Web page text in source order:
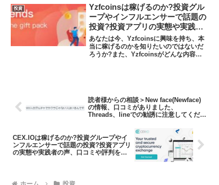
資詐欺ですか？※解説振込み先か個人の
名義（失笑）著名...
投資
Yzfcoinsは稼げるのか?投資グル
ープやインフルエンサーで話題の
投資?投資アプリの実態や実践者
の声、口コミや評判を調査しまし
た
あなたは今、Yzfcoinsに興味を持ち、本
当に稼げるのかを知りたいのではないだ
ろうか?また、Yzfcoinsがどんな内容な
読者様からの相談＞New face(Newface)
の情報、口コミがありました、
Threads、lineでの勧誘に注意してくださ
CEX.IOは稼げるのか?投資グループやイ
ンフルエンサーで話題の投資?投資アプリ
の実態や実践者の声、口コミや評判を調